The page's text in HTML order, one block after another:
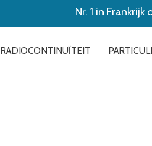
Nr. 1 in
RADIOCONTINUÏTEIT